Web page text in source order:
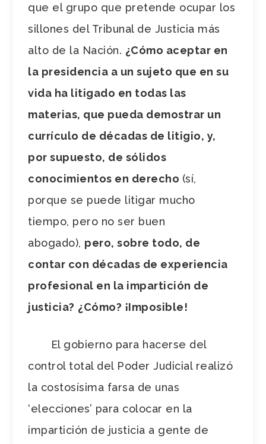
que el grupo que pretende ocupar los
sillones del Tribunal de Justicia más
alto de la Nación. ¿Cómo aceptar en
la presidencia a un sujeto que en su
vida ha litigado en todas las
materias, que pueda demostrar un
currículo de décadas de litigio, y,
por supuesto, de sólidos
conocimientos en derecho (sí,
porque se puede litigar mucho
tiempo, pero no ser buen
abogado), pero, sobre todo, de
contar con décadas de experiencia
profesional en la impartición de
justicia? ¿Cómo? ¡Imposible!
El gobierno para hacerse del
control total del Poder Judicial realizó
la costosísima farsa de unas
‘elecciones’ para colocar en la
impartición de justicia a gente de